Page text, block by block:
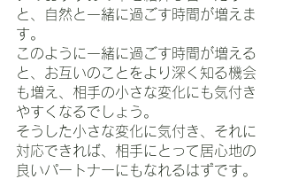
と、自然と一緒に過ごす時間が増えま
す。
このように一緒に過ごす時間が増える
と、お互いのことをより深く知る機会
も増え、相手の小さな変化にも気付き
やすくなるでしょう。
そうした小さな変化に気付き、それに
対応できれば、相手にとって居心地の
良いパートナーにもなれるはずです。